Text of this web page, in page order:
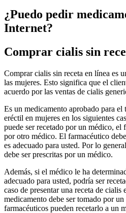
¿Puedo pedir
Internet?
Comprar cialis sin
Comprar cialis sin receta en línea es
las mujeres. Esto significa que el
acuerdo por las ventas de cialis
Es un medicamento aprobado para
eréctil en mujeres en los siguientes
puede ser recetado por un médico, el
por otro médico. El farmacéutico
es adecuado para usted. Por lo
debe ser prescritas por un médico.
Además, si el médico le ha
adecuado para usted, podría ser
caso de presentar una receta de cialis
medicamento debe ser tomado por
farmacéuticos pueden recetarlo a un